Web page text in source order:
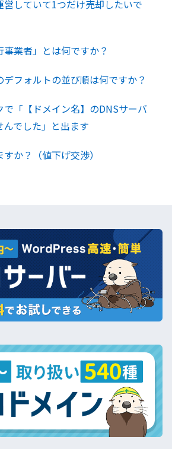
していて1つだけ売却したいで
事業者」とは何ですか？
フォルトの並び順は何ですか？
で「【ドメイン名】のDNSサーバ
でした」と出ます
か？（値下げ交渉）